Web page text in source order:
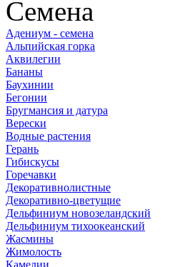
Семена
Адениум - семена
Альпийская горка
Аквилегии
Бананы
Баухинии
Бегонии
Бругмансия и датура
Верески
Водные растения
Герань
Гибискусы
Горечавки
Декоративнолистные
Декоративно-цветущие
Дельфиниум новозеландский
Дельфиниум тихоокеанский
Жасмины
Жимолость